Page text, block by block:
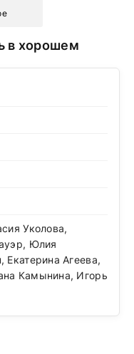
Уколова,
Юлия
Екатерина Агеева,
Камынина, Игорь